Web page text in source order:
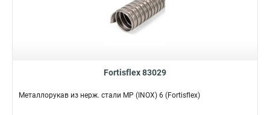
Fortisflex 83029
Металлорукав из нерж. стали МР (INOX) 6 (Fortisflex)